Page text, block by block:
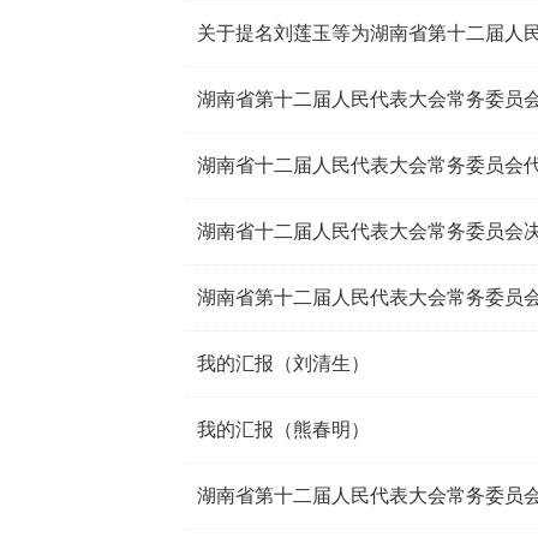
湖南省十二届人民代表大会常务委员会
湖南省十二届人民代表大会常务委员会
湖南省第十二届人民代表大会常务委员
我的汇报（刘清生）
我的汇报（熊春明）
湖南省第十二届人民代表大会常务委员